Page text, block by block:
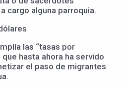
cargo alguna parroquia.
las “tasas por
hasta ahora ha servido
el paso de migrantes